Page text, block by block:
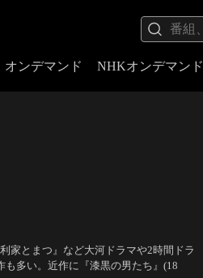
オンデマンド NHKオンデマンド
家とまつ』など大河ドラマや2時間ドラ
多い。近作に『漆黒の男たち』(18